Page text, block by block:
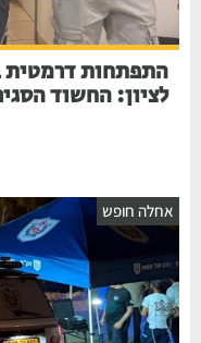
התפתחות דרמטית
לציון: החשוד
אחלה חופש